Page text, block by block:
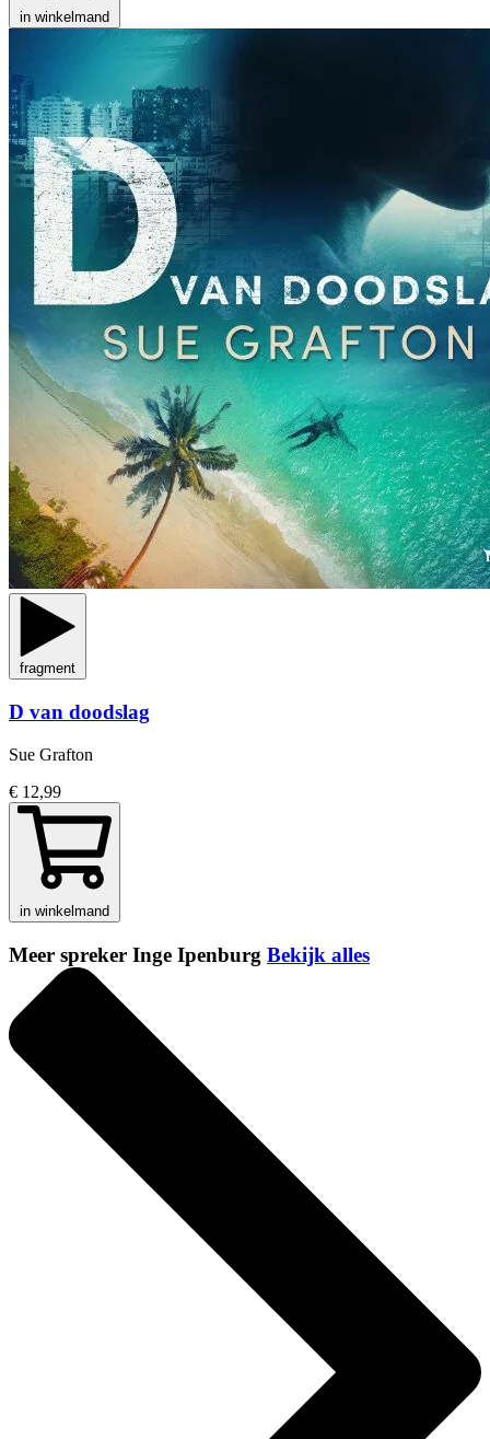
in winkelmand
fragment
D van doodslag
Sue Grafton
€ 12,99
in winkelmand
Meer spreker Inge Ipenburg Bekijk alles